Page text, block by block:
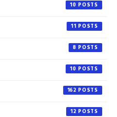
10
11
8
10
162
12